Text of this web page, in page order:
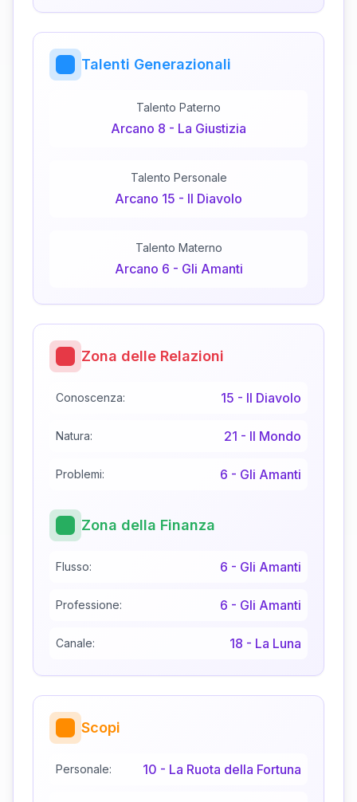
Talenti Generazionali
Talento Paterno
Arcano 8 - La Giustizia
Talento Personale
Arcano 15 - Il Diavolo
Talento Materno
Arcano 6 - Gli Amanti
Zona delle Relazioni
Conoscenza: 15 - Il Diavolo
Natura: 21 - Il Mondo
Problemi: 6 - Gli Amanti
Zona della Finanza
Flusso: 6 - Gli Amanti
Professione: 6 - Gli Amanti
Canale: 18 - La Luna
Scopi
Personale: 10 - La Ruota della Fortuna